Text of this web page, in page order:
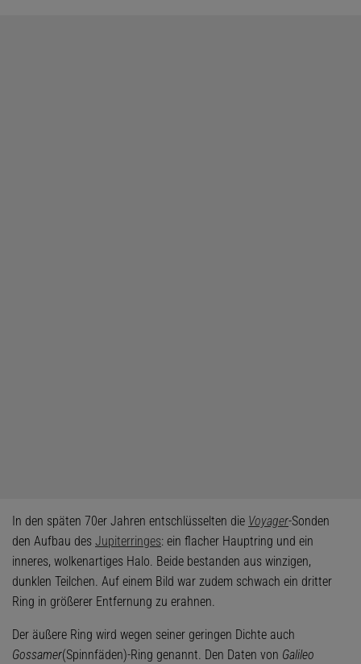
In den späten 70er Jahren entschlüsselten die Voyager-Sonden
den Aufbau des Jupiterringes: ein flacher Hauptring und ein
inneres, wolkenartiges Halo. Beide bestanden aus winzigen,
dunklen Teilchen. Auf einem Bild war zudem schwach ein dritter
Ring in größerer Entfernung zu erahnen.
Der äußere Ring wird wegen seiner geringen Dichte auch
Gossamer(Spinnfäden)-Ring genannt. Den Daten von Galileo